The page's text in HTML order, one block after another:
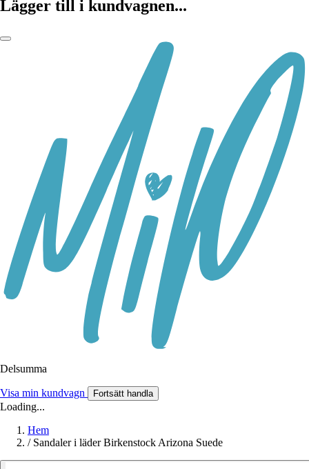
Lägger till i kundvagnen...
Delsumma
Visa min kundvagn Fortsätt handla
Loading...
Hem
/ Sandaler i läder Birkenstock Arizona Suede